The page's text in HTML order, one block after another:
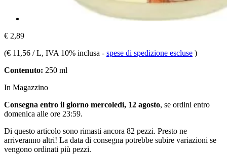
€ 2,89
(€ 11,56 / L, IVA 10% inclusa - spese di spedizione escluse )
Contenuto: 250 ml
In Magazzino
Consegna entro il giorno mercoledì, 12 agosto, se ordini entro
domenica alle ore 23:59.
Di questo articolo sono rimasti ancora 82 pezzi. Presto ne
arriveranno altri! La data di consegna potrebbe subire variazioni se
vengono ordinati più pezzi.